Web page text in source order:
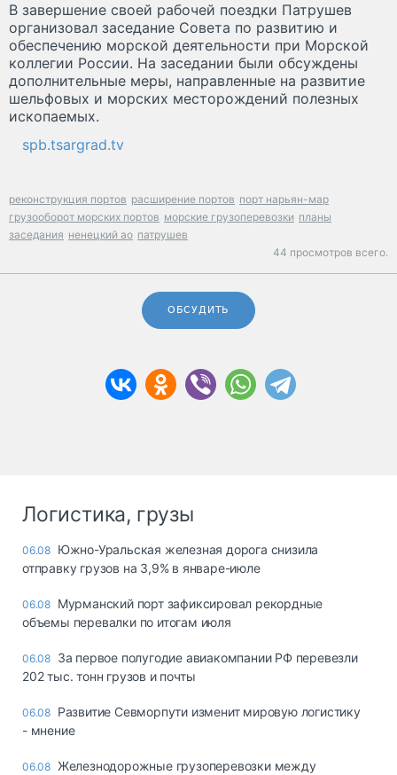
В завершение своей рабочей поездки Патрушев
организовал заседание Совета по развитию и
обеспечению морской деятельности при Морской
коллегии России. На заседании были обсуждены
дополнительные меры, направленные на развитие
шельфовых и морских месторождений полезных
ископаемых.
spb.tsargrad.tv
реконструкция портов расширение портов порт нарьян-мар
грузооборот морских портов морские грузоперевозки планы
заседания ненецкий ао патрушев
44 просмотров всего.
ОБСУДИТЬ
Логистика, грузы
06.08 Южно-Уральская железная дорога снизила
отправку грузов на 3,9% в январе-июле
06.08 Мурманский порт зафиксировал рекордные
объемы перевалки по итогам июля
06.08 За первое полугодие авиакомпании РФ перевезли
202 тыс. тонн грузов и почты
06.08 Развитие Севморпути изменит мировую логистику
- мнение
06.08 Железнодорожные грузоперевозки между